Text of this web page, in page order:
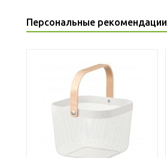
Персональные рекомендации